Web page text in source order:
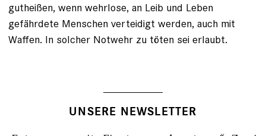
gutheißen, wenn wehrlose, an Leib und Leben
gefährdete Menschen verteidigt werden, auch mit
Waffen. In solcher Notwehr zu töten sei erlaubt.
UNSERE NEWSLETTER